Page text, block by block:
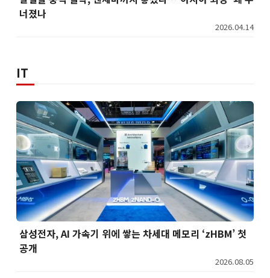
너졌나
2026.04.14
IT
삼성전자, AI 가속기 위에 쌓는 차세대 메모리 ‘zHBM’ 첫
공개
2026.08.05